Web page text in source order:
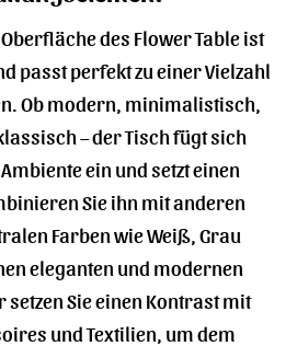
des Flower Table ist
passt perfekt zu einer Vielzahl
Ob modern, minimalistisch,
– der Tisch fügt sich
ein und setzt einen
Sie ihn mit anderen
Farben wie Weiß, Grau
eleganten und modernen
setzen Sie einen Kontrast mit
und Textilien, um dem